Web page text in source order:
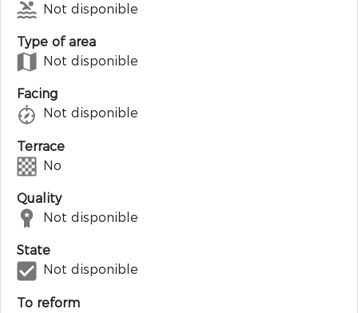
Not disponible
Type of area
Not disponible
Facing
Not disponible
Terrace
No
Quality
Not disponible
State
Not disponible
To reform